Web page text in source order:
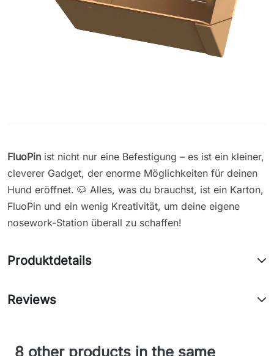
FluoPin ist nicht nur eine Befestigung – es ist ein kleiner,
cleverer Gadget, der enorme Möglichkeiten für deinen
Hund eröffnet. 🐶 Alles, was du brauchst, ist ein Karton,
FluoPin und ein wenig Kreativität, um deine eigene
nosework-Station überall zu schaffen!
Produktdetails
Reviews
8 other products in the same